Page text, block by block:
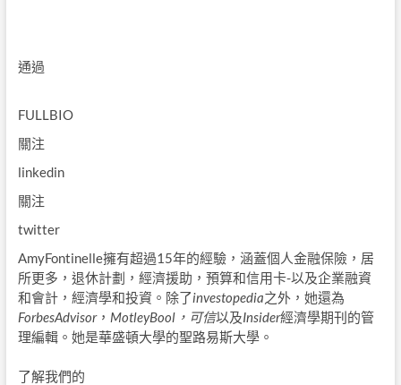
通過
FULLBIO
關注
linkedin
關注
twitter
AmyFontinelle擁有超過15年的經驗，涵蓋個人金融保險，居
所更多，退休計劃，經濟援助，預算和信用卡-以及企業融資
和會計，經濟學和投資。除了investopedia之外，她還為
ForbesAdvisor， MotleyBool，可信以及Insider經濟學期刊的管
理編輯。她是華盛頓大學的聖路易斯大學。
了解我們的